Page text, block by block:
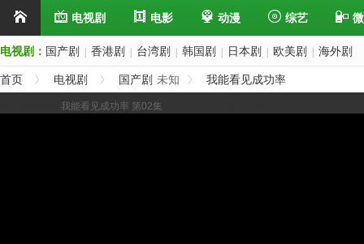
电视剧 电影 动漫 综艺
电视剧： 国产剧 香港剧 台湾剧 韩国剧 日本剧 欧美剧 海外剧
首页 电视剧 国产剧 未知 我能看见成功率
我能看见成功率 第02集